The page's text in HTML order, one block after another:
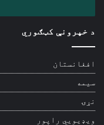
د خپرونې کټګوري
افغانستان
سیمه
نړۍ
ویډیويي راپور